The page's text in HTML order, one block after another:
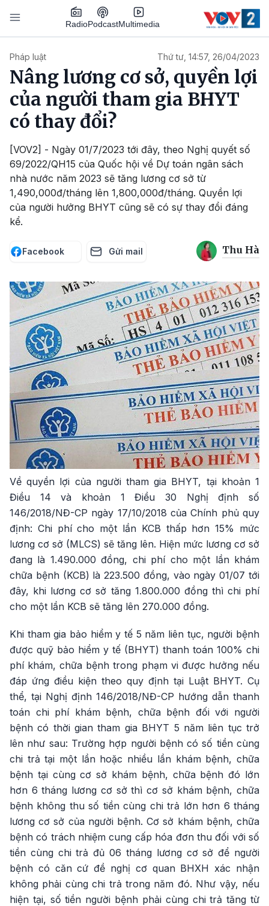
Nhảy đến nội dung
RadioPodcastMultimedia
Pháp luật Thứ tư, 14:57, 26/04/2023
Nâng lương cơ sở, quyền lợi
của người tham gia BHYT
có thay đổi?
[VOV2] - Ngày 01/7/2023 tới đây, theo Nghị quyết số
69/2022/QH15 của Quốc hội về Dự toán ngân sách
nhà nước năm 2023 sẽ tăng lương cơ sở từ
1,490,000đ/tháng lên 1,800,000đ/tháng. Quyền lợi
của người hưởng BHYT cũng sẽ có sự thay đổi đáng
kể.
Facebook Gửi mail Thu Hà
Về quyền lợi của người tham gia BHYT, tại khoản 1
Điều 14 và khoản 1 Điều 30 Nghị định số
146/2018/NĐ-CP ngày 17/10/2018 của Chính phủ quy
định: Chi phí cho một lần KCB thấp hơn 15% mức
lương cơ sở (MLCS) sẽ tăng lên. Hiện mức lương cơ sở
đang là 1.490.000 đồng, chi phí cho một lần khám
chữa bệnh (KCB) là 223.500 đồng, vào ngày 01/07 tới
đây, khi lương cơ sở tăng 1.800.000 đồng thì chi phí
cho một lần KCB sẽ tăng lên 270.000 đồng.
Khi tham gia bảo hiểm y tế 5 năm liên tục, người bệnh
được quỹ bảo hiểm y tế (BHYT) thanh toán 100% chi
phí khám, chữa bệnh trong phạm vi được hưởng nếu
đáp ứng điều kiện theo quy định tại Luật BHYT. Cụ
thể, tại Nghị định 146/2018/NĐ-CP hướng dẫn thanh
toán chi phí khám bệnh, chữa bệnh đối với người
bệnh có thời gian tham gia BHYT 5 năm liên tục trở
lên như sau: Trường hợp người bệnh có số tiền cùng
chi trả tại một lần hoặc nhiều lần khám bệnh, chữa
bệnh tại cùng cơ sở khám bệnh, chữa bệnh đó lớn
hơn 6 tháng lương cơ sở thì cơ sở khám bệnh, chữa
bệnh không thu số tiền cùng chi trả lớn hơn 6 tháng
lương cơ sở của người bệnh. Cơ sở khám bệnh, chữa
bệnh có trách nhiệm cung cấp hóa đơn thu đối với số
tiền cùng chi trả đủ 06 tháng lương cơ sở để người
bệnh có căn cứ đề nghị cơ quan BHXH xác nhận
không phải cùng chi trả trong năm đó. Như vậy, nếu
hiện tại, số tiền người bệnh phải cùng chi trả tăng từ